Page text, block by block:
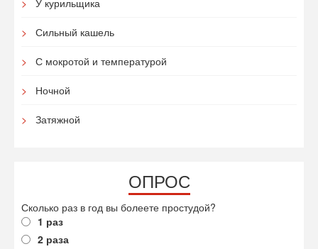
У курильщика
Сильный кашель
С мокротой и температурой
Ночной
Затяжной
ОПРОС
Сколько раз в год вы болеете простудой?
1 раз
2 раза